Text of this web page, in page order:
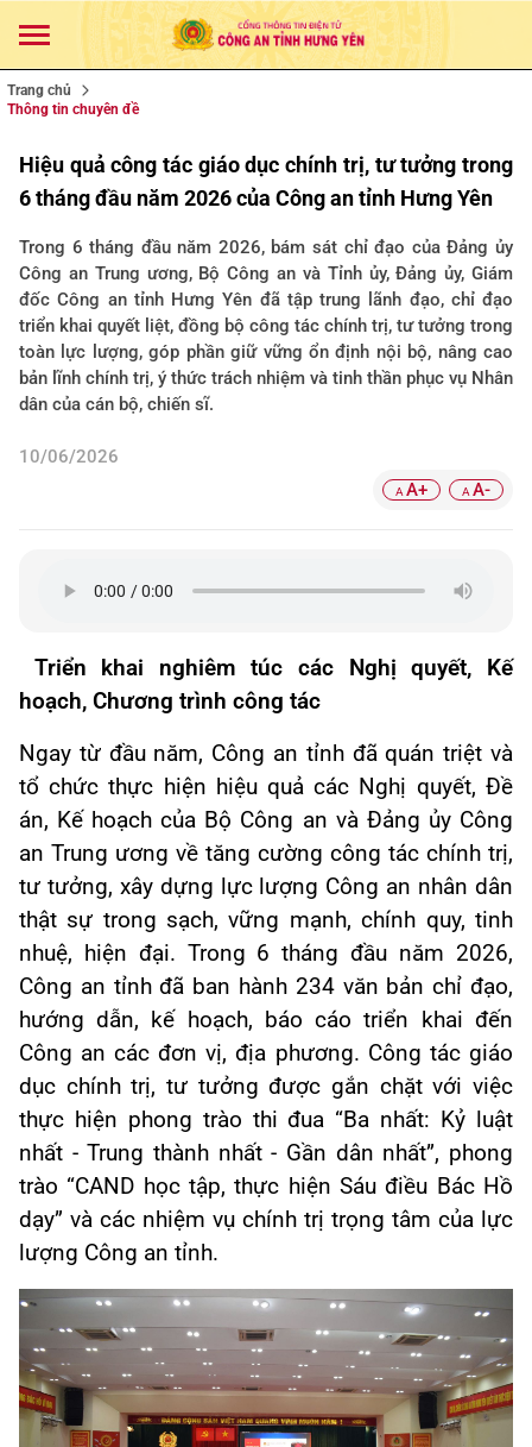
Trang chủ
Thông tin chuyên đề
Hiệu quả công tác giáo dục chính trị, tư tưởng trong
6 tháng đầu năm 2026 của Công an tỉnh Hưng Yên
Trong 6 tháng đầu năm 2026, bám sát chỉ đạo của Đảng ủy
Công an Trung ương, Bộ Công an và Tỉnh ủy, Đảng ủy, Giám
đốc Công an tỉnh Hưng Yên đã tập trung lãnh đạo, chỉ đạo
triển khai quyết liệt, đồng bộ công tác chính trị, tư tưởng trong
toàn lực lượng, góp phần giữ vững ổn định nội bộ, nâng cao
bản lĩnh chính trị, ý thức trách nhiệm và tinh thần phục vụ Nhân
dân của cán bộ, chiến sĩ.
10/06/2026
A A+ A A-
Triển khai nghiêm túc các Nghị quyết, Kế
hoạch, Chương trình công tác
Ngay từ đầu năm, Công an tỉnh đã quán triệt và
tổ chức thực hiện hiệu quả các Nghị quyết, Đề
án, Kế hoạch của Bộ Công an và Đảng ủy Công
an Trung ương về tăng cường công tác chính trị,
tư tưởng, xây dựng lực lượng Công an nhân dân
thật sự trong sạch, vững mạnh, chính quy, tinh
nhuệ, hiện đại. Trong 6 tháng đầu năm 2026,
Công an tỉnh đã ban hành 234 văn bản chỉ đạo,
hướng dẫn, kế hoạch, báo cáo triển khai đến
Công an các đơn vị, địa phương. Công tác giáo
dục chính trị, tư tưởng được gắn chặt với việc
thực hiện phong trào thi đua “Ba nhất: Kỷ luật
nhất - Trung thành nhất - Gần dân nhất”, phong
trào “CAND học tập, thực hiện Sáu điều Bác Hồ
dạy” và các nhiệm vụ chính trị trọng tâm của lực
lượng Công an tỉnh.